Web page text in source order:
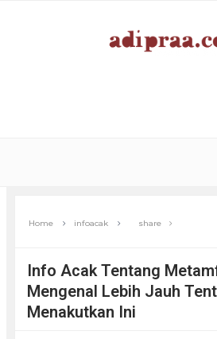
Home infoacak share
Info Acak Tentang
Mengenal Lebih Jauh
Menakutkan Ini